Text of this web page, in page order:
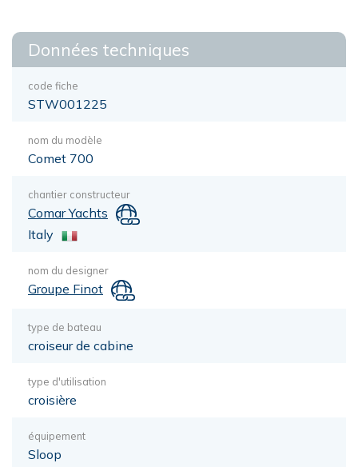
Données techniques
code fiche
STW001225
nom du modèle
Comet 700
chantier constructeur
Comar Yachts
Italy
nom du designer
Groupe Finot
type de bateau
croiseur de cabine
type d'utilisation
croisière
équipement
Sloop